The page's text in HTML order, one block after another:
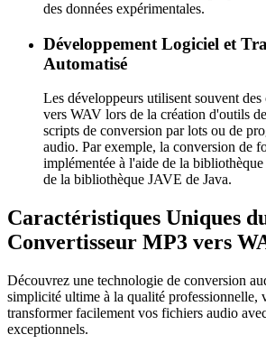
des données expérimentales.
Développement Logiciel et
Automatisé
Les développeurs utilisent souvent
vers WAV lors de la création d'outils
scripts de conversion par lots ou de
audio. Par exemple, la conversion de
implémentée à l'aide de la
de la bibliothèque JAVE de Java.
Caractéristiques Uniques
Convertisseur MP3 vers
Découvrez une technologie de conversion
simplicité ultime à la qualité professionnelle,
transformer facilement vos fichiers audio
exceptionnels.